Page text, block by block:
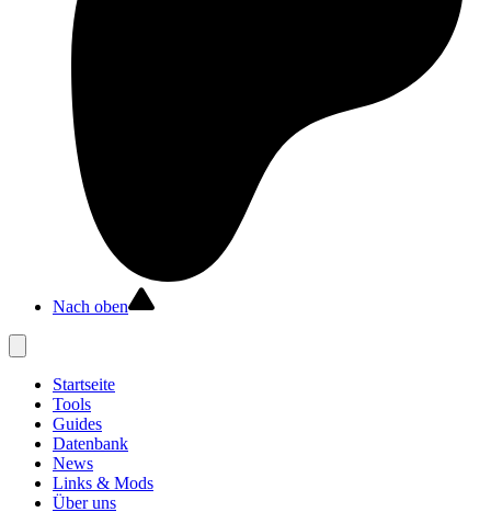
Nach oben
Startseite
Tools
Guides
Datenbank
News
Links & Mods
Über uns